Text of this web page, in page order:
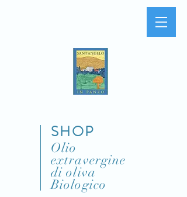
SHOP
Olio
extravergine
di oliva
Biologico